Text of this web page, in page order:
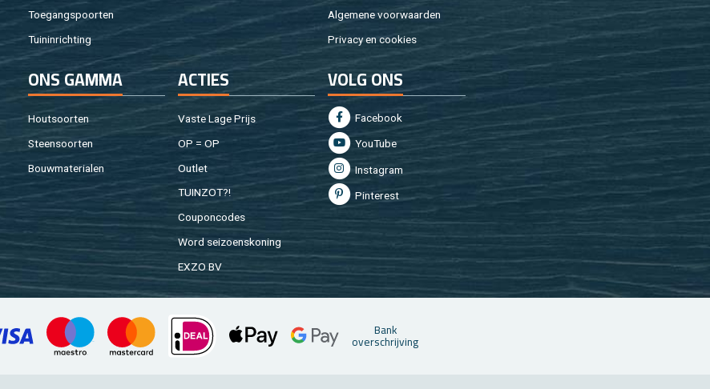
Toe­gangs­poor­ten
Tuin­in­rich­ting
Al­ge­me­ne voor­waar­den
Pri­va­cy en coo­kies
ONS GAMMA
Hout­soor­ten
Steen­soor­ten
Bouw­ma­te­ri­a­len
AC­TIES
Vaste Lage Prijs
OP = OP
Out­let
TUIN­ZOT?!
Cou­pon­co­des
Word sei­zoens­ko­ning
EXZO BV
VOLG ONS
Fa­cebook
You­Tu­be
In­st­agram
Pin­te­rest
Bank
over­schrij­ving